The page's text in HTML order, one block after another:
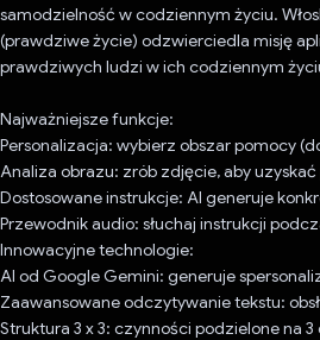
samodzielność w codziennym życiu.
(prawdziwe życie) odzwierciedla misję
prawdziwych ludzi w ich codziennym
Najważniejsze funkcje:
Personalizacja: wybierz obszar pomocy
Analiza obrazu: zrób zdjęcie, aby
Dostosowane instrukcje: AI generuje
Przewodnik audio: słuchaj instrukcji
Innowacyjne technologie:
AI od Google Gemini: generuje
Zaawansowane odczytywanie tekstu:
Struktura 3 x 3: czynności podzielone na 3